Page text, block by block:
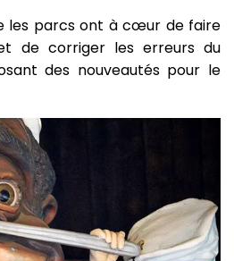
les parcs ont à cœur de faire
de corriger les erreurs du
des nouveautés pour le